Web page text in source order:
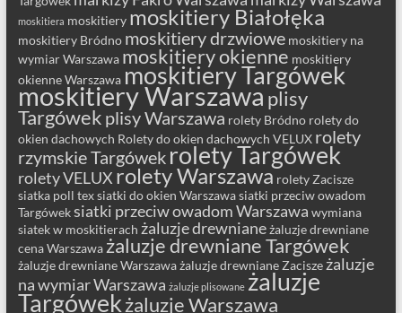
moskitiera moskitiery moskitiery Białołęka
moskitiery Bródno moskitiery drzwiowe moskitiery na
wymiar Warszawa moskitiery okienne moskitiery
okienne Warszawa moskitiery Targówek
moskitiery Warszawa plisy
Targówek plisy Warszawa rolety Bródno rolety do
okien dachowych Rolety do okien dachowych VELUX rolety
rzymskie Targówek rolety Targówek
rolety VELUX rolety Warszawa rolety Zacisze
siatka poll texsiatki do okien Warszawasiatki przeciw owadom
Targóweksiatki przeciw owadom Warszawa wymiana
siatek w moskitierach żaluzje drewnianeżaluzje drewniane
cena Warszawa żaluzje drewniane Targówek
żaluzje drewniane Warszaważaluzje drewniane Zacisze żaluzje
na wymiar Warszawa żaluzje plisowane żaluzje
Targówekżaluzje Warszawa